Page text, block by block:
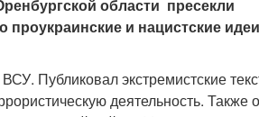
области пресекли
проукраинские и нацистские
Публиковал экстремистские
деятельность. Также